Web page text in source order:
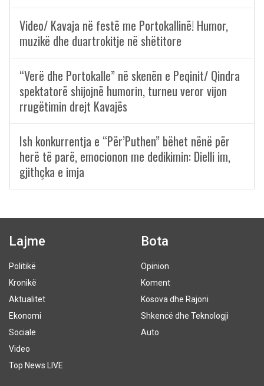
Video/ Kavaja në festë me Portokallinë! Humor,
muzikë dhe duartrokitje në shëtitore
“Verë dhe Portokalle” në skenën e Peqinit/ Qindra
spektatorë shijojnë humorin, turneu veror vijon
rrugëtimin drejt Kavajës
Ish konkurrentja e “Për’Puthen” bëhet nënë për
herë të parë, emocionon me dedikimin: Dielli im,
gjithçka e imja
Lajme
Politikë
Kronikë
Aktualitet
Ekonomi
Sociale
Video
Top News LIVE
Bota
Opinion
Koment
Kosova dhe Rajoni
Shkencë dhe Teknologji
Auto